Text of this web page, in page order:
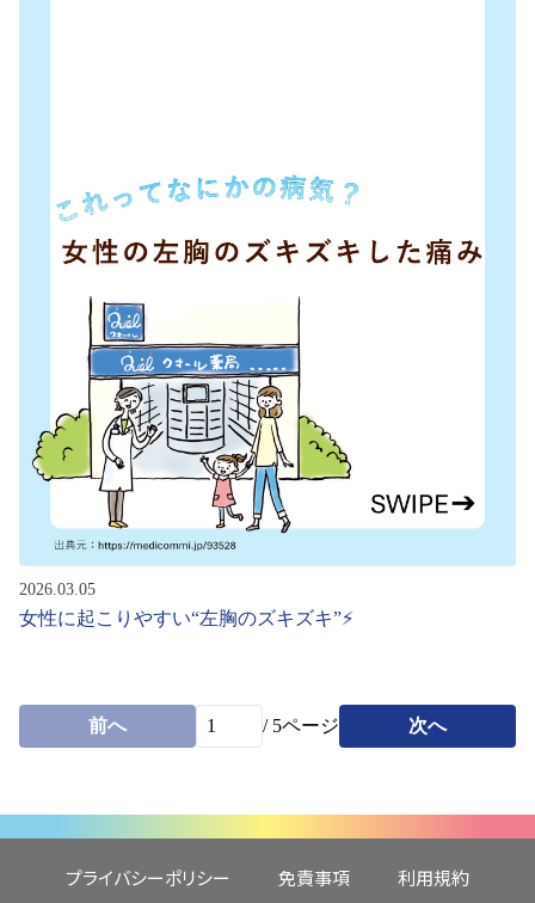
2026.03.05
女性に起こりやすい“左胸のズキズキ”⚡
前へ / 5ページ 次へ
プライバシーポリシー 免責事項
利用規約